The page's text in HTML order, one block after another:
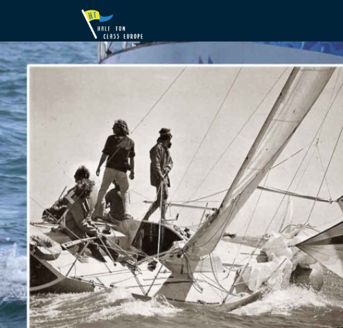
Previous